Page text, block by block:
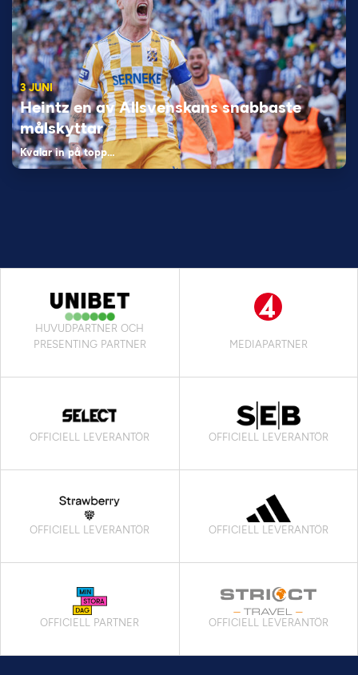
3 JUNI
Heintz en av Allsvenskans snabbaste
målskyttar
Kvalar in på topp…
HUVUDPARTNER OCH
PRESENTING PARTNER
MEDIAPARTNER
OFFICIELL LEVERANTÖR OFFICIELL LEVERANTÖR
OFFICIELL LEVERANTÖR OFFICIELL LEVERANTÖR
OFFICIELL PARTNER OFFICIELL LEVERANTÖR